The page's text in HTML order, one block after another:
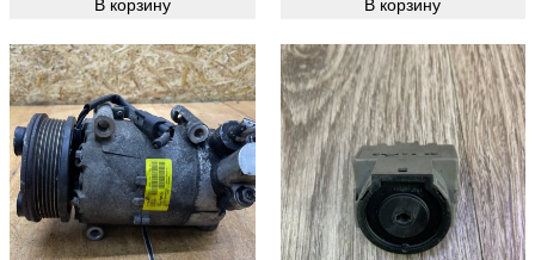
В корзину В корзину